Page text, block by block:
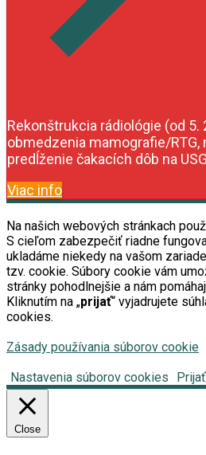
Rekonštrukcia rádiológie (od 5.
obmedzenia mamografie/RTG,
predĺženie čakacích dôb na
Viac info
Na našich webových stránkach
S cieľom zabezpečiť riadne
ukladáme niekedy na vašom
tzv. cookie. Súbory cookie vám
stránky pohodlnejšie a nám
Kliknutím na „prijať“ vyjadrujete
cookies.
Zásady používania súborov cookie
Nastavenia súborov cookies
Prijať
Close